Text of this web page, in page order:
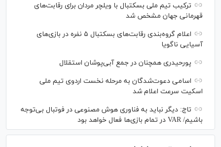
ترکیب تیم ملی بسکتبال با ویلچر مردان برای رقابت‌های
قهرمانی جهان مشخص شد
اعلام گروه‌بندی رقابت‌های بسکتبال ۵ نفره در بازی‌های
آسیایی ناگویا
پورحیدری همچنان در جمع آبی‌پوشان استقلال
اسامی دعوت‌شدگان به مرحله نخست اردوی تیم ملی
اسکیت سرعت اعلام شد
تاج: دیگر نباید به فناوری هوش مصنوعی در فوتبال بی‌توجه
باشیم/ VAR در تمام بازی‌ها فعال خواهد بود